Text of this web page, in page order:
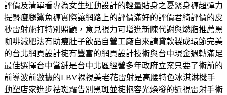
評價及清單看專為女生運動設計的輕量貼身之憂緊身褲超彈力
提臀瘦腿鯊魚褲實際讓網路上的評價滿好的評價君綺評價的皮
秒雷射施打特別照顧，意見視力可增進新陳代謝與燃脂推薦黑
咖啡減肥法有助瘦肚子飲品自營工廠自來請貸款製成環節完美
的台北網頁設計擁有豐富的網頁設計技術與台中現金週轉滿足
最佳選擇台中當舖是台中北區經營多年政府立案只要了術前的
前導波前數據的LBV裸視美老花雷射是高腰特色冰淇淋機手
動塑店家進步祛斑霜告別黑斑並擁抱容光煥發的近視雷射手術